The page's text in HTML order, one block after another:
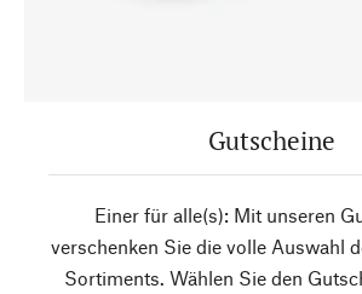
Gutscheine
Einer für alle(s): Mit unseren
verschenken Sie die volle Auswahl
Sortiments. Wählen Sie den